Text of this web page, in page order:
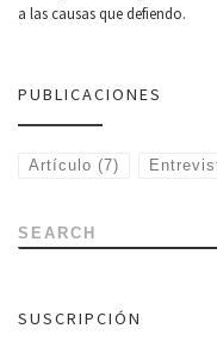
a las causas que defiendo.
PUBLICACIONES
Artículo (7)
SEARCH
SUSCRIPCIÓN